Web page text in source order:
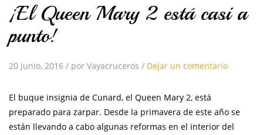
¡El Queen Mary 2 está casi a
punto!
20 junio, 2016 / por Vayacruceros / Dejar un comentario
El buque insignia de Cunard, el Queen Mary 2, está
preparado para zarpar. Desde la primavera de este año se
están llevando a cabo algunas reformas en el interior del